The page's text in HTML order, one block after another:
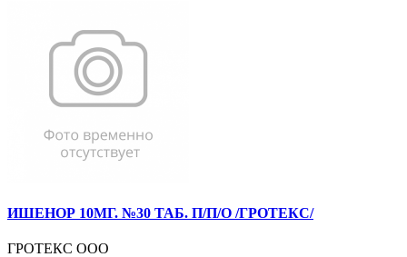
ИШЕНОР 10МГ. №30 ТАБ. П/П/О /ГРОТЕКС/
ГРОТЕКС ООО